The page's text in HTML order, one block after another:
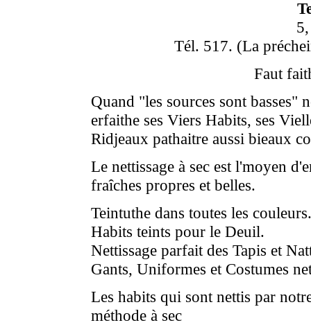
Tél. 517. (La
Faut
Quand "les sources sont basses"
erfaithe ses Viers Habits, ses
Ridjeaux pathaitre aussi bieaux
Le nettissage à sec est l'moyen
fraîches propres et belles.
Teintuthe dans toutes les couleurs.
Habits teints pour le Deuil.
Nettissage parfait des Tapis et
Gants, Uniformes et Costumes
Les habits qui sont nettis par
méthode à sec